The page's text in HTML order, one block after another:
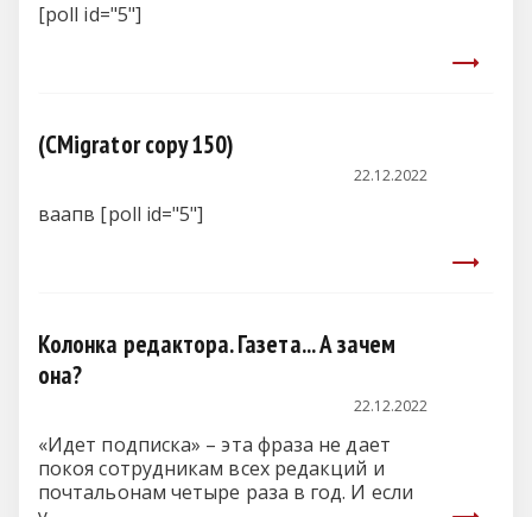
[poll id="5"]
(CMigrator copy 150)
22.12.2022
ваапв [poll id="5"]
Колонка редактора. Газета... А зачем
она?
22.12.2022
«Идет подписка» – эта фраза не дает
покоя сотрудникам всех редакций и
почтальонам четыре раза в год. И если